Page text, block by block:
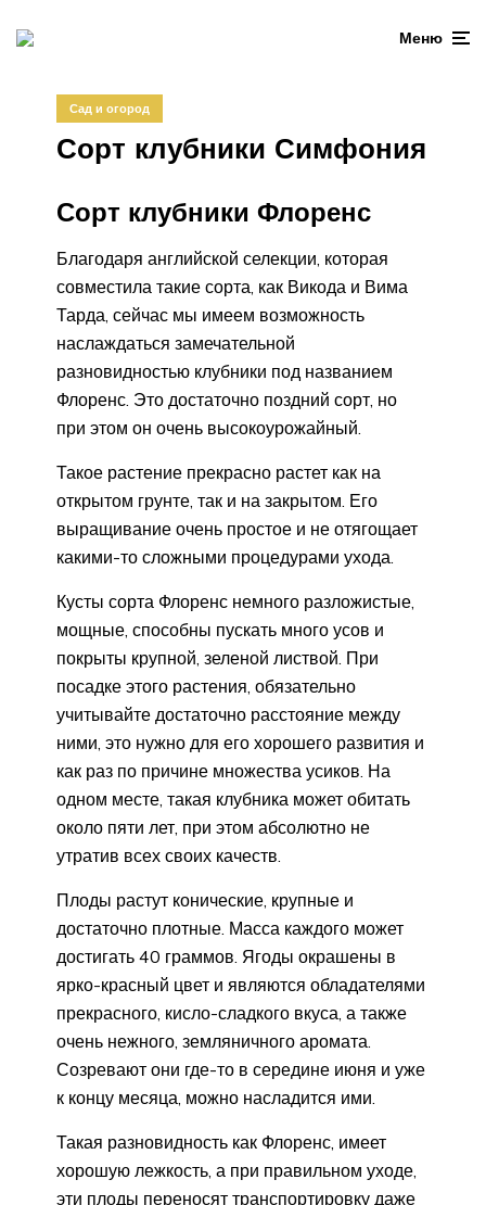
Меню
Сад и огород
Сорт клубники Симфония
Сорт клубники Флоренс
Благодаря английской селекции, которая
совместила такие сорта, как Викода и Вима
Тарда, сейчас мы имеем возможность
наслаждаться замечательной
разновидностью клубники под названием
Флоренс. Это достаточно поздний сорт, но
при этом он очень высокоурожайный.
Такое растение прекрасно растет как на
открытом грунте, так и на закрытом. Его
выращивание очень простое и не отягощает
какими-то сложными процедурами ухода.
Кусты сорта Флоренс немного разложистые,
мощные, способны пускать много усов и
покрыты крупной, зеленой листвой. При
посадке этого растения, обязательно
учитывайте достаточно расстояние между
ними, это нужно для его хорошего развития и
как раз по причине множества усиков. На
одном месте, такая клубника может обитать
около пяти лет, при этом абсолютно не
утратив всех своих качеств.
Плоды растут конические, крупные и
достаточно плотные. Масса каждого может
достигать 40 граммов. Ягоды окрашены в
ярко-красный цвет и являются обладателями
прекрасного, кисло-сладкого вкуса, а также
очень нежного, земляничного аромата.
Созревают они где-то в середине июня и уже
к концу месяца, можно насладится ими.
Такая разновидность как Флоренс, имеет
хорошую лежкость, а при правильном уходе,
эти плоды переносят транспортировку даже